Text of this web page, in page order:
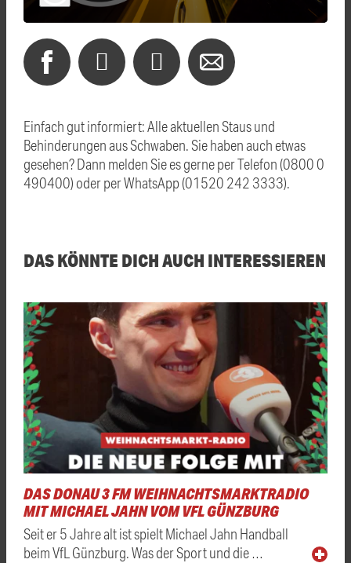
Einfach gut informiert: Alle aktuellen Staus und
Behinderungen aus Schwaben. Sie haben auch etwas
gesehen? Dann melden Sie es gerne per Telefon (0800 0
490400) oder per WhatsApp (01520 242 3333).
DAS KÖNNTE DICH AUCH INTERESSIEREN
DAS DONAU 3 FM WEIHNACHTSMARKTRADIO
MIT MICHAEL JAHN VOM VFL GÜNZBURG
Seit er 5 Jahre alt ist spielt Michael Jahn Handball
beim VfL Günzburg. Was der Sport und die …